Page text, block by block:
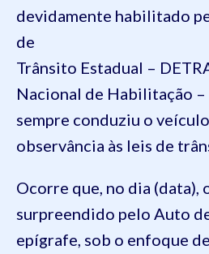
devidamente habilitado
de
Trânsito Estadual –
Nacional de Habilitação –
sempre conduziu o
observância às leis de
Ocorre que, no dia (data),
surpreendido pelo Auto
epígrafe, sob o enfoque